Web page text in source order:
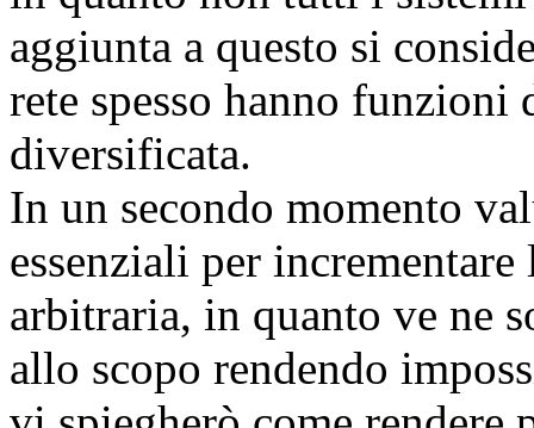
aggiunta a questo si
rete spesso hanno funzioni
diversificata.
In un secondo momento
essenziali per
arbitraria, in quanto ve ne
allo scopo rendendo